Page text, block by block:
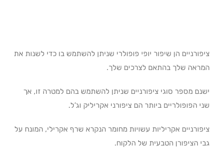
ציפורניים הן שיפור יופי פופולרי שניתן להשתמש בו כדי לשנות את
המראה שלך בהתאם לצרכים שלך.
ישנם מספר סוגי ציפורניים שניתן להשתמש בהם למטרה זו, אך
שני הפופולריים ביותר הם ציפורני אקריליק וג’ל.
ציפורניים אקריליות עשויות מחומר הנקרא שרף אקרילי, המונח על
גבי הציפורן הטבעית של הלקוח.